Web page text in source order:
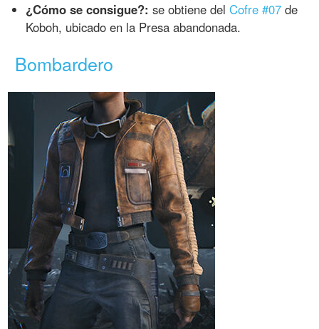
¿Cómo se consigue?: se obtiene delCofre #07 de
Koboh, ubicado en la Presa abandonada.
Bombardero